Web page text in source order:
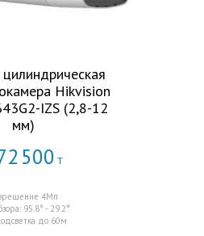
Hikvision
IZS (2,8-12
мм)
500 Т
4Мп
95.8° - 29.2°
до 60м